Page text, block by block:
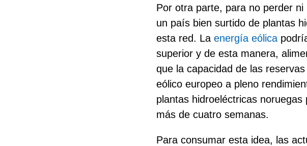
Por otra parte, para no perder ni
un país bien surtido de plantas
esta red. La energía eólica
superior y de esta manera,
que la capacidad de las
eólico europeo a pleno
plantas hidroeléctricas
más de cuatro semanas.
Para consumar esta idea, las